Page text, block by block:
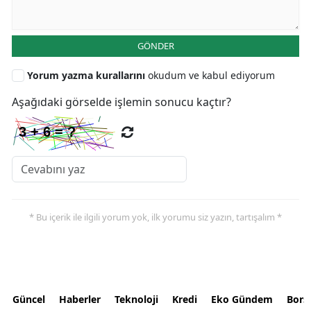
GÖNDER
Yorum yazma kurallarını okudum ve kabul ediyorum
Aşağıdaki görselde işlemin sonucu kaçtır?
* Bu içerik ile ilgili yorum yok, ilk yorumu siz yazın, tartışalım *
Güncel Haberler Teknoloji Kredi Eko Gündem